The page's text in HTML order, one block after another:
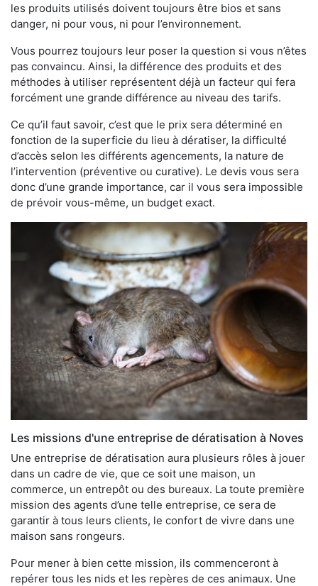
les produits utilisés doivent toujours être bios et sans
danger, ni pour vous, ni pour l’environnement.
Vous pourrez toujours leur poser la question si vous n’êtes
pas convaincu. Ainsi, la différence des produits et des
méthodes à utiliser représentent déjà un facteur qui fera
forcément une grande différence au niveau des tarifs.
Ce qu’il faut savoir, c’est que le prix sera déterminé en
fonction de la superficie du lieu à dératiser, la difficulté
d’accès selon les différents agencements, la nature de
l’intervention (préventive ou curative). Le devis vous sera
donc d’une grande importance, car il vous sera impossible
de prévoir vous-même, un budget exact.
Les missions d'une entreprise de dératisation à Noves
Une entreprise de dératisation aura plusieurs rôles à jouer
dans un cadre de vie, que ce soit une maison, un
commerce, un entrepôt ou des bureaux. La toute première
mission des agents d’une telle entreprise, ce sera de
garantir à tous leurs clients, le confort de vivre dans une
maison sans rongeurs.
Pour mener à bien cette mission, ils commenceront à
repérer tous les nids et les repères de ces animaux. Une